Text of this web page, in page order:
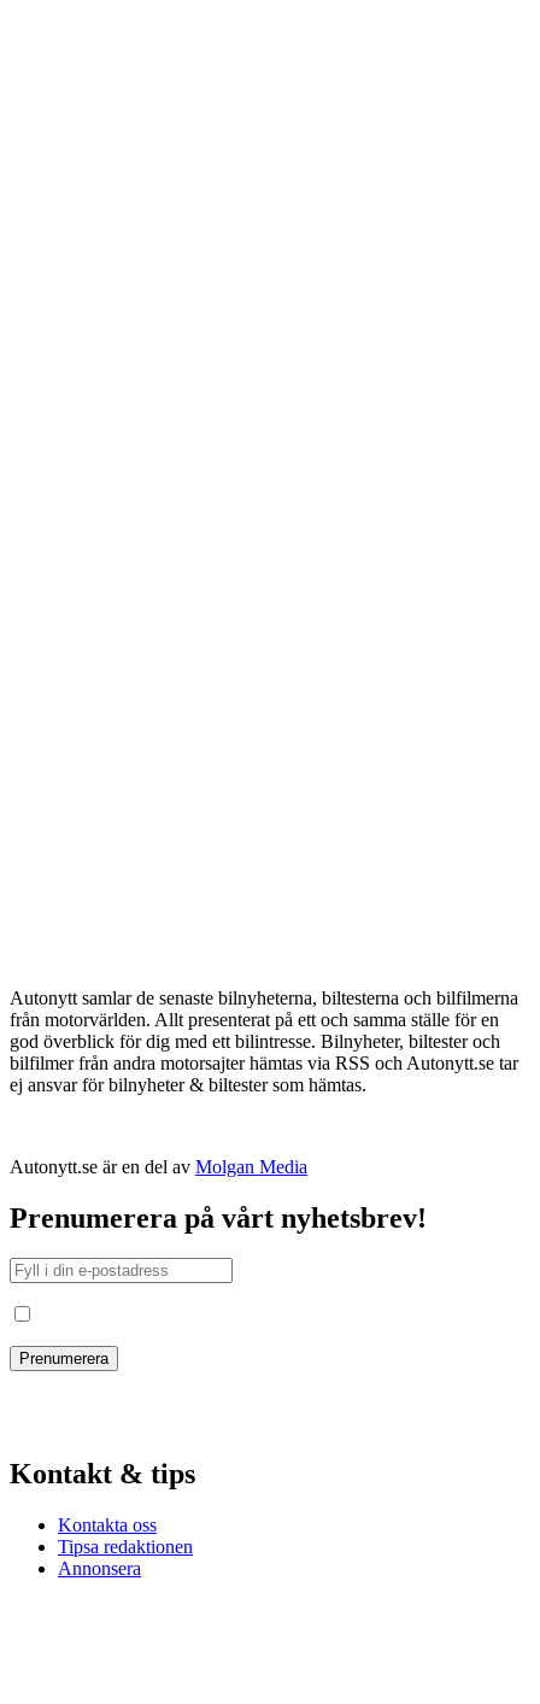
Autonytt samlar de senaste bilnyheterna, biltesterna och bilfilmerna
från motorvärlden. Allt presenterat på ett och samma ställe för en
god överblick för dig med ett bilintresse. Bilnyheter, biltester och
bilfilmer från andra motorsajter hämtas via RSS och Autonytt.se tar
ej ansvar för bilnyheter & biltester som hämtas.
Autonytt.se är en del av Molgan Media
Prenumerera på vårt nyhetsbrev!
Kontakt & tips
Kontakta oss
Tipsa redaktionen
Annonsera